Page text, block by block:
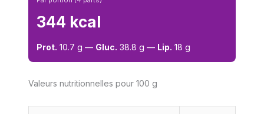
344 kcal
Prot. 10.7 g — Gluc. 38.8 g — Lip. 18 g
Valeurs nutritionnelles pour 100 g